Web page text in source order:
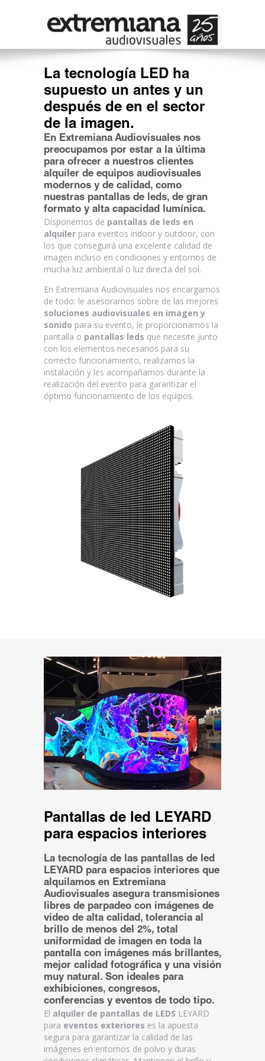
La tecnología LED ha
supuesto un antes y un
después de en el sector
de la imagen.
En Extremiana Audiovisuales nos
preocupamos por estar a la última
para ofrecer a nuestros clientes
alquiler de equipos audiovisuales
modernos y de calidad, como
nuestras pantallas de leds, de gran
formato y alta capacidad lumínica.
Disponemos de pantallas de leds en
alquiler para eventos indoor y outdoor, con
los que conseguirá una excelente calidad de
imagen incluso en condiciones y entornos de
mucha luz ambiental o luz directa del sol.
En Extremiana Audiovisuales nos encargamos
de todo: le asesoramos sobre de las mejores
soluciones audiovisuales en imagen y
sonido para su evento, le proporcionamos la
pantalla o pantallas leds que necesite junto
con los elementos necesarios para su
correcto funcionamiento, realizamos la
instalación y les acompañamos durante la
realización del evento para garantizar el
óptimo funcionamiento de los equipos.
Pantallas de led LEYARD
para espacios interiores
La tecnología de las pantallas de led
LEYARD para espacios interiores que
alquilamos en Extremiana
Audiovisuales asegura transmisiones
libres de parpadeo con imágenes de
video de alta calidad, tolerancia al
brillo de menos del 2%, total
uniformidad de imagen en toda la
pantalla con imágenes más brillantes,
mejor calidad fotográfica y una visión
muy natural. Son ideales para
exhibiciones, congresos,
conferencias y eventos de todo tipo.
El alquiler de pantallas de LEDS LEYARD
para eventos exteriores es la apuesta
segura para garantizar la calidad de las
imágenes en entornos de polvo y duras